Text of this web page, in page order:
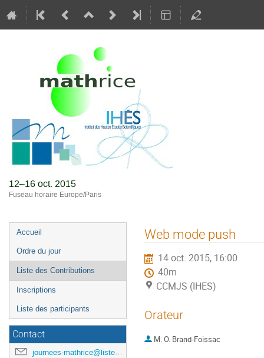
12–16 oct. 2015
Fuseau horaire Europe/Paris
Menu
de
l'événement
Accueil
Ordre du jour
Liste des Contributions
Inscriptions
Liste des participants
Contact
journees-mathrice@listes.mathrice.fr
Web mode push
14 oct. 2015, 16:00
40m
CCMJS (IHES)
Orateur
M.O. Brand-Foissac